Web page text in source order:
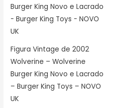
Figura Vintage de 2002
Wolverine – Wolverine
Burger King Novo e Lacrado
– Burger King Toys – NOVO
UK